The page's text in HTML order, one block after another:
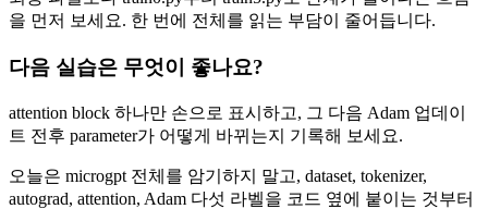
을 먼저 보세요. 한 번에 전체를 읽는 부담이 줄어듭니다.
다음 실습은 무엇이 좋나요?
attention block 하나만 손으로 표시하고, 그 다음 Adam 업데이
트 전후 parameter가 어떻게 바뀌는지 기록해 보세요.
오늘은 microgpt 전체를 암기하지 말고, dataset, tokenizer,
autograd, attention, Adam 다섯 라벨을 코드 옆에 붙이는 것부터